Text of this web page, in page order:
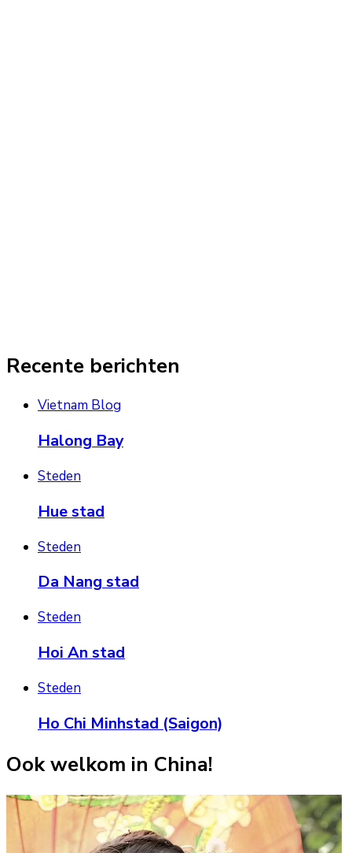
Recente berichten
Vietnam Blog
Halong Bay
Steden
Hue stad
Steden
Da Nang stad
Steden
Hoi An stad
Steden
Ho Chi Minhstad (Saigon)
Ook welkom in China!